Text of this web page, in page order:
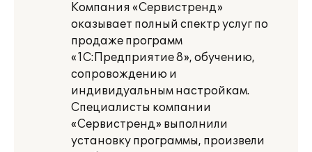
Компания «Сервистренд»
оказывает полный спектр услуг по
продаже программ
«1С:Предприятие 8», обучению,
сопровождению и
индивидуальным настройкам.
Специалисты компании
«Сервистренд» выполнили
установку программы, произвели